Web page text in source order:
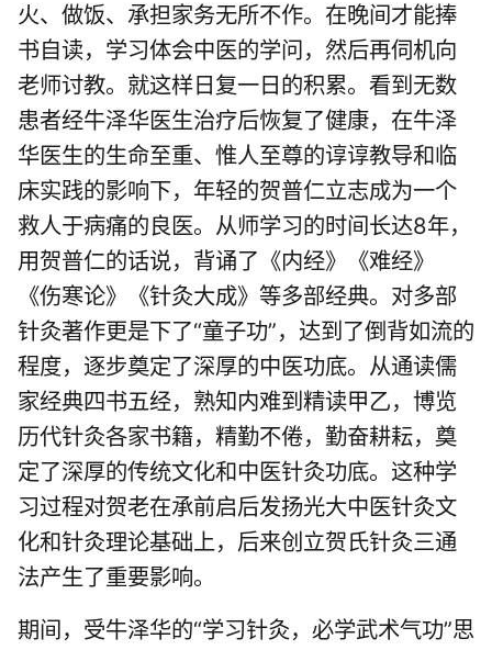
火、做饭、承担家务无所不作。在晚间才能捧
书自读，学习体会中医的学问，然后再伺机向
老师讨教。就这样日复一日的积累。看到无数
患者经牛泽华医生治疗后恢复了健康，在牛泽
华医生的生命至重、惟人至尊的谆谆教导和临
床实践的影响下，年轻的贺普仁立志成为一个
救人于病痛的良医。从师学习的时间长达8年，
用贺普仁的话说，背诵了《内经》《难经》
《伤寒论》《针灸大成》等多部经典。对多部
针灸著作更是下了“童子功”，达到了倒背如流的
程度，逐步奠定了深厚的中医功底。从通读儒
家经典四书五经，熟知内难到精读甲乙，博览
历代针灸各家书籍，精勤不倦，勤奋耕耘，奠
定了深厚的传统文化和中医针灸功底。这种学
习过程对贺老在承前启后发扬光大中医针灸文
化和针灸理论基础上，后来创立贺氏针灸三通
法产生了重要影响。
期间，受牛泽华的“学习针灸，必学武术气功”思